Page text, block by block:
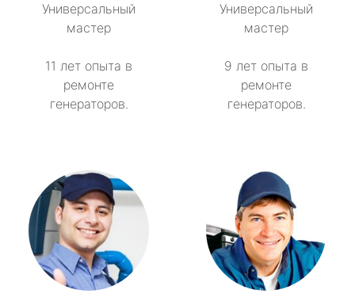
Универсальный
мастер
11 лет опыта в
ремонте
генераторов.
Универсальный
мастер
9 лет опыта в
ремонте
генераторов.